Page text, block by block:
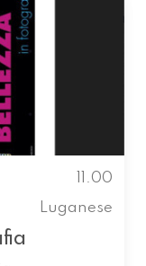
11.00
Luganese